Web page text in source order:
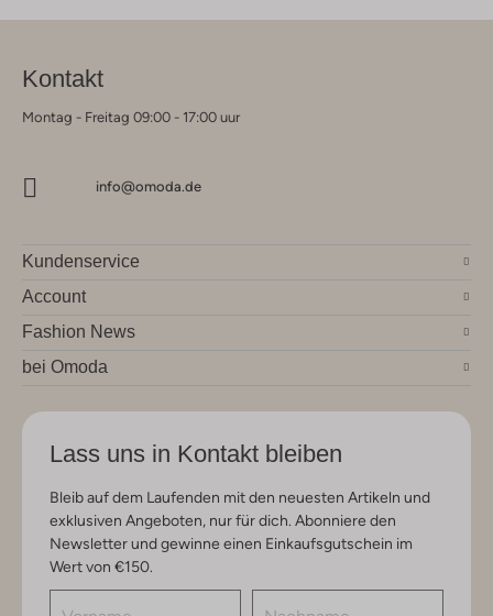
Kontakt
Montag - Freitag 09:00 - 17:00 uur
info@omoda.de
Kundenservice
Account
Fashion News
bei Omoda
Lass uns in Kontakt bleiben
Bleib auf dem Laufenden mit den neuesten Artikeln und
exklusiven Angeboten, nur für dich. Abonniere den
Newsletter und gewinne einen Einkaufsgutschein im
Wert von €150.